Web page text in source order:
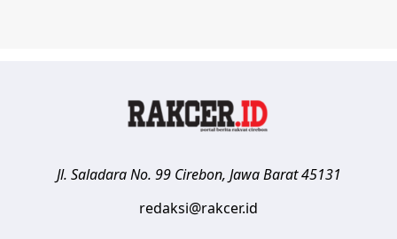
Jl. Saladara No. 99 Cirebon, Jawa Barat 45131
redaksi@rakcer.id